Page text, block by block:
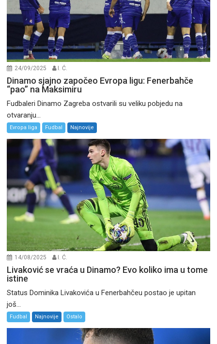
24/09/2025 I. Ć.
Dinamo sjajno započeo Evropa ligu: Fenerbahče
“pao” na Maksimiru
Fudbaleri Dinamo Zagreba ostvarili su veliku pobjedu na
otvaranju...
Evropa liga Fudbal Najnovije
14/08/2025 I. Ć.
Livaković se vraća u Dinamo? Evo koliko ima u tome
istine
Status Dominika Livakovića u Fenerbahčeu postao je upitan
još...
Fudbal Najnovije Ostalo